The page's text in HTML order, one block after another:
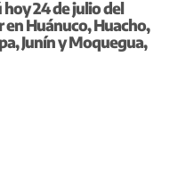
hoy 24 de julio del
en Huánuco, Huacho,
Junín y Moquegua,